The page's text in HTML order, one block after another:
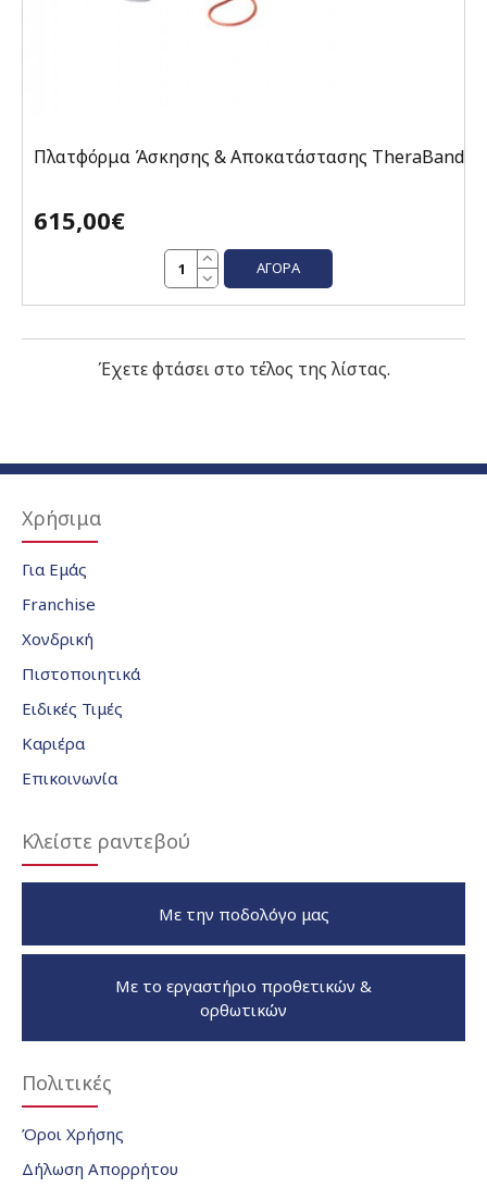
Πλατφόρμα Άσκησης & Αποκατάστασης TheraBand
615,00€
ΑΓΟΡΆ
Έχετε φτάσει στο τέλος της λίστας.
Χρήσιμα
Για Εμάς
Franchise
Χονδρική
Πιστοποιητικά
Ειδικές Τιμές
Καριέρα
Επικοινωνία
Κλείστε ραντεβού
Με την ποδολόγο μας
Με το εργαστήριο προθετικών &
ορθωτικών
Πολιτικές
Όροι Χρήσης
Δήλωση Απορρήτου